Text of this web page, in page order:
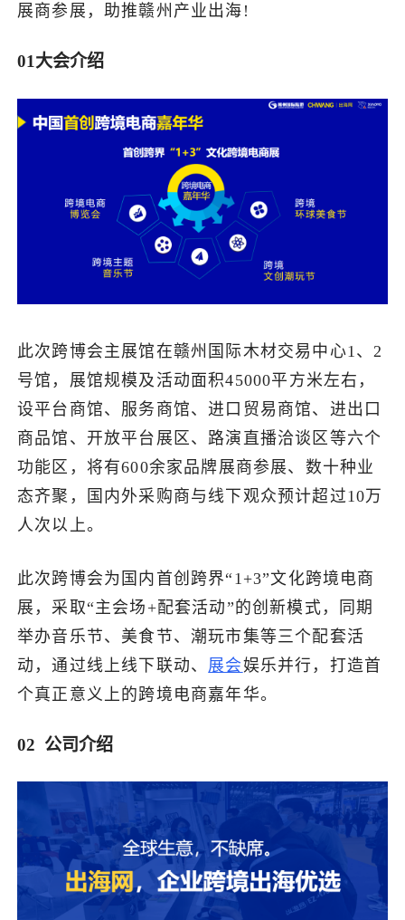
展商参展，助推赣州产业出海!
01大会介绍
此次跨博会主展馆在赣州国际木材交易中心1、2
号馆，展馆规模及活动面积45000平方米左右，
设平台商馆、服务商馆、进口贸易商馆、进出口
商品馆、开放平台展区、路演直播洽谈区等六个
功能区，将有600余家品牌展商参展、数十种业
态齐聚，国内外采购商与线下观众预计超过10万
人次以上。
此次跨博会为国内首创跨界“1+3”文化跨境电商
展，采取“主会场+配套活动”的创新模式，同期
举办音乐节、美食节、潮玩市集等三个配套活
动，通过线上线下联动、 展会娱乐并行，打造首
个真正意义上的跨境电商嘉年华。
02 公司介绍